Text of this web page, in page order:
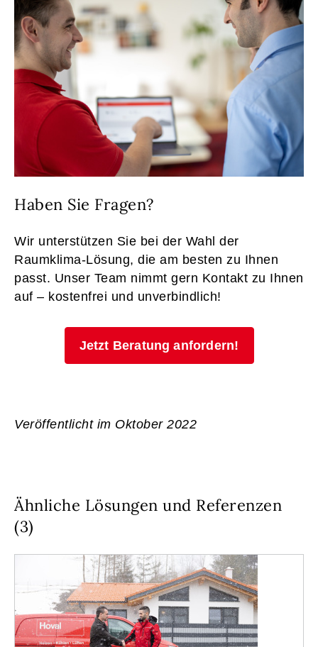
Haben Sie Fragen?
Wir unterstützen Sie bei der Wahl der
Raumklima-Lösung, die am besten zu Ihnen
passt. Unser Team nimmt gern Kontakt zu Ihnen
auf – kostenfrei und unverbindlich!
Jetzt Beratung anfordern!
Veröffentlicht im Oktober 2022
Ähnliche Lösungen und Referenzen
(3)